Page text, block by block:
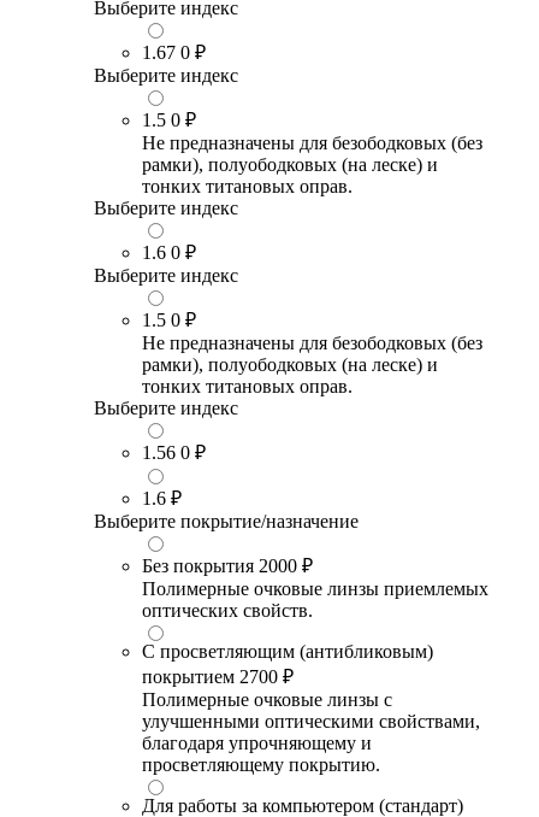
Выберите индекс
1.67 0 ₽
Выберите индекс
1.5 0 ₽
Не предназначены для безободковых (без
рамки), полуободковых (на леске) и
тонких титановых оправ.
Выберите индекс
1.6 0 ₽
Выберите индекс
1.5 0 ₽
Не предназначены для безободковых (без
рамки), полуободковых (на леске) и
тонких титановых оправ.
Выберите индекс
1.56 0 ₽
1.6 ₽
Выберите покрытие/назначение
Без покрытия 2000 ₽
Полимерные очковые линзы приемлемых
оптических свойств.
С просветляющим (антибликовым)
покрытием 2700 ₽
Полимерные очковые линзы с
улучшенными оптическими свойствами,
благодаря упрочняющему и
просветляющему покрытию.
Для работы за компьютером (стандарт)